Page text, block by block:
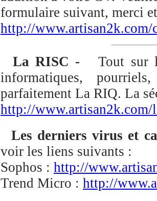
formulaire suivant, merci
http://www.artisan2k.com/
La RISC - Tout sur
informatiques,
parfaitement La RIQ. La
http://www.artisan2k.com/
Les derniers virus et
voir les liens suivants :
Sophos : http://
Trend Micro : http://